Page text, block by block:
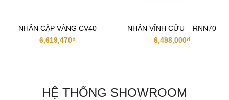
NHẪN CẶP VÀNG CV40
6,619,470₫
NHẪN VĨNH CỬU – RNN70
6,498,000₫
HỆ THỐNG SHOWROOM